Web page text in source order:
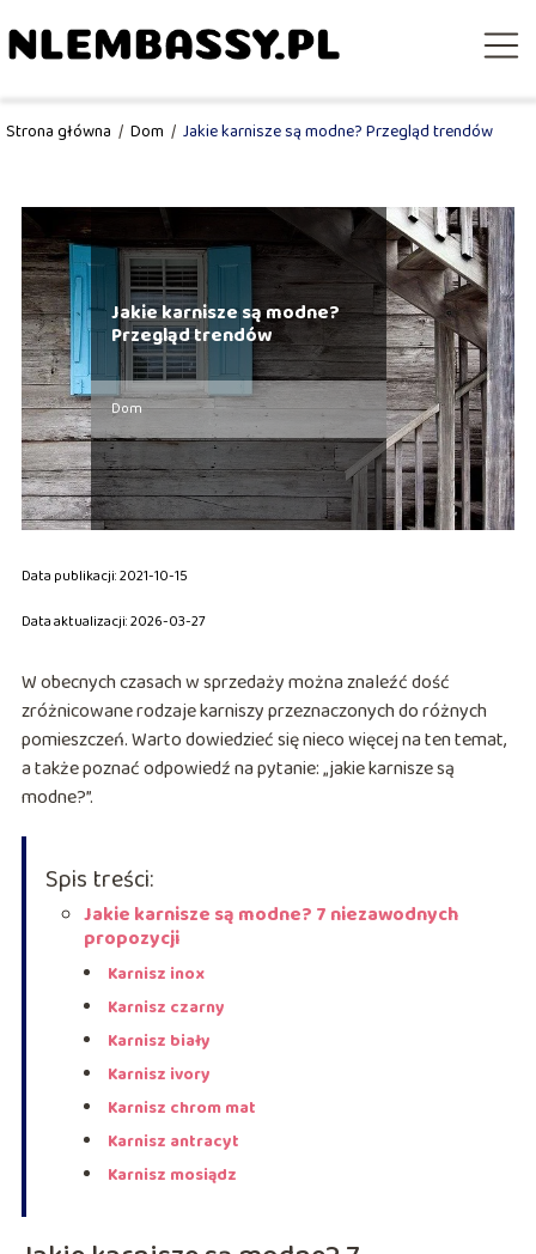
Strona główna / Dom / Jakie karnisze są modne? Przegląd trendów
Jakie karnisze są modne?
Przegląd trendów
Dom
Data publikacji: 2021-10-15
Data aktualizacji: 2026-03-27
W obecnych czasach w sprzedaży można znaleźć dość
zróżnicowane rodzaje karniszy przeznaczonych do różnych
pomieszczeń. Warto dowiedzieć się nieco więcej na ten temat,
a także poznać odpowiedź na pytanie: „jakie karnisze są
modne?”.
Spis treści:
Jakie karnisze są modne? 7 niezawodnych
propozycji
Karnisz inox
Karnisz czarny
Karnisz biały
Karnisz ivory
Karnisz chrom mat
Karnisz antracyt
Karnisz mosiądz